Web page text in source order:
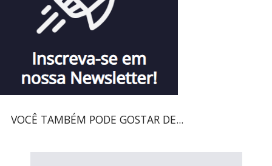
VOCÊ TAMBÉM PODE GOSTAR DE...